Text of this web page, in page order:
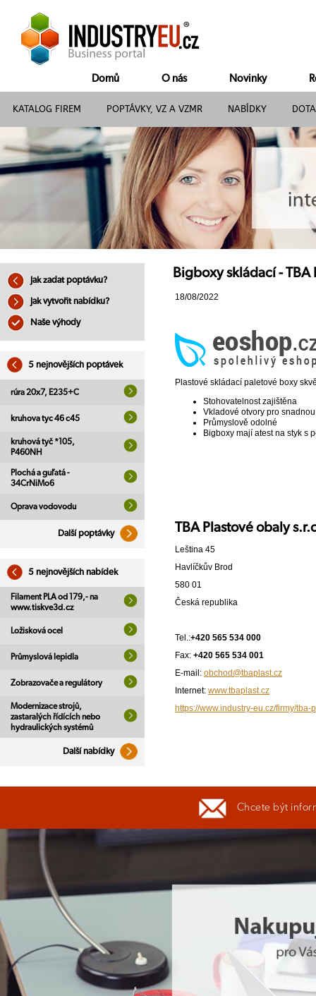
Domů O nás Novinky
KATALOG FIREM POPTÁVKY, VZ A VZMR NABÍDKY
Jak zadat poptávku?
Jak vytvořit nabídku?
Naše výhody
5 nejnovějších poptávek
rúra 20x7, E235+C
kruhova tyc 46 c45
kruhová tyč *105,
P460NH
Plochá a guľatá -
34CrNiMo6
Oprava vodovodu
Další poptávky
5 nejnovějších nabídek
Filament PLA od 179,- na
www.tiskve3d.cz
Ložisková ocel
Průmyslová lepidla
Zobrazovače a regulátory
Modernizace strojů,
zastaralých řídících nebo
hydraulických systémů
Další nabídky
Bigboxy skládací -
18/08/2022
Plastové skládací paletové boxy
Stohovatelnost zajištěna
Vkladové otvory pro
Průmyslově odolné
Bigboxy mají atest na styk s
TBA Plastové obaly
Leština 45
Havlíčkův Brod
580 01
Česká republika
Tel.:+420 565 534 000
Fax: +420 565 534 001
E-mail: obchod@tbaplast.cz
Internet: www.tbaplast.cz
https://www.industry-eu.cz/firmy/
Chcete být